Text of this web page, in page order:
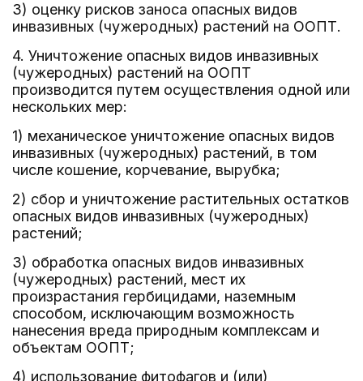
3) оценку рисков заноса опасных видов
инвазивных (чужеродных) растений на ООПТ.
4. Уничтожение опасных видов инвазивных
(чужеродных) растений на ООПТ
производится путем осуществления одной или
нескольких мер:
1) механическое уничтожение опасных видов
инвазивных (чужеродных) растений, в том
числе кошение, корчевание, вырубка;
2) сбор и уничтожение растительных остатков
опасных видов инвазивных (чужеродных)
растений;
3) обработка опасных видов инвазивных
(чужеродных) растений, мест их
произрастания гербицидами, наземным
способом, исключающим возможность
нанесения вреда природным комплексам и
объектам ООПТ;
4) использование фитофагов и (или)